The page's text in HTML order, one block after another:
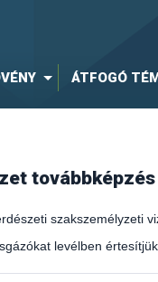
ÁTFOGÓ
továbbképzés
szakszemélyzeti
levélben